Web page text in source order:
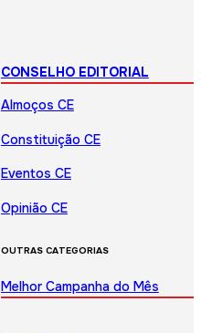
CONSELHO EDITORIAL
Almoços CE
Constituição CE
Eventos CE
Opinião CE
OUTRAS CATEGORIAS
Melhor Campanha do Mês